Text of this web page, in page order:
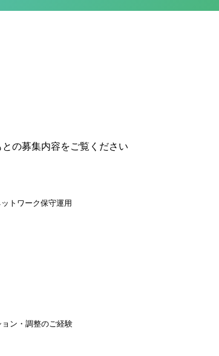
の募集内容をご覧ください
トワーク保守運用
ン・調整のご経験